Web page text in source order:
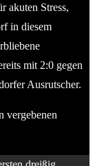
akuten Stress,
in diesem
mit 2:0 gegen
Ausrutscher.
vergebenen